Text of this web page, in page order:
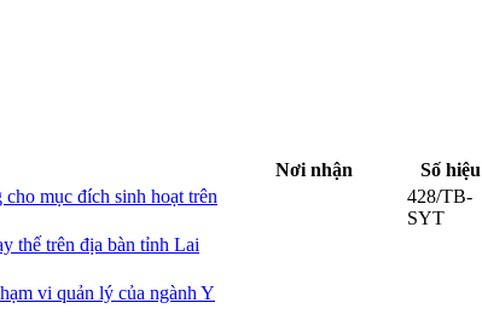
Nơi nhận Số hiệu
mục đích sinh hoạt trên
428/TB-
SYT
thế trên địa bàn tỉnh Lai
vi quản lý của ngành Y